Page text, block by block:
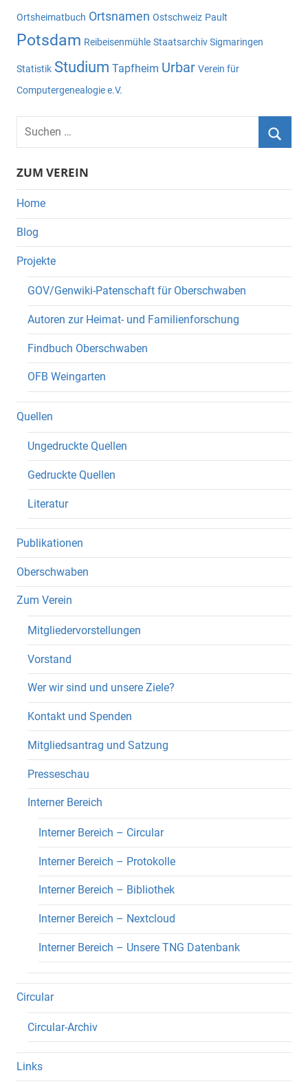
Ortsheimatbuch Ortsnamen Ostschweiz Pault
Potsdam Reibeisenmühle Staatsarchiv Sigmaringen
Statistik Studium Tapfheim Urbar Verein für
Computergenealogie e.V.
Suchen
nach:
ZUM VEREIN
Home
Blog
Projekte
GOV/Genwiki-Patenschaft für Oberschwaben
Autoren zur Heimat- und Familienforschung
Findbuch Oberschwaben
OFB Weingarten
Quellen
Ungedruckte Quellen
Gedruckte Quellen
Literatur
Publikationen
Oberschwaben
Zum Verein
Mitgliedervorstellungen
Vorstand
Wer wir sind und unsere Ziele?
Kontakt und Spenden
Mitgliedsantrag und Satzung
Presseschau
Interner Bereich
Interner Bereich – Circular
Interner Bereich – Protokolle
Interner Bereich – Bibliothek
Interner Bereich – Nextcloud
Interner Bereich – Unsere TNG Datenbank
Circular
Circular-Archiv
Links